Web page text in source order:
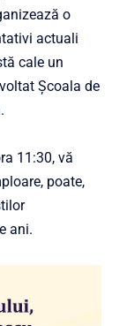
o
actuali
cale un
Școala de
11:30, vă
poate,
ani.